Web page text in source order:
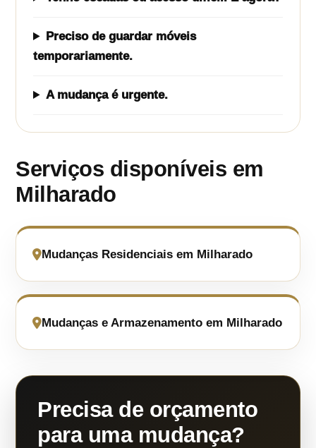
Preciso de guardar móveis
temporariamente.
A mudança é urgente.
Serviços disponíveis em
Milharado
Mudanças Residenciais em Milharado
Mudanças e Armazenamento em Milharado
Precisa de orçamento
para uma mudança?